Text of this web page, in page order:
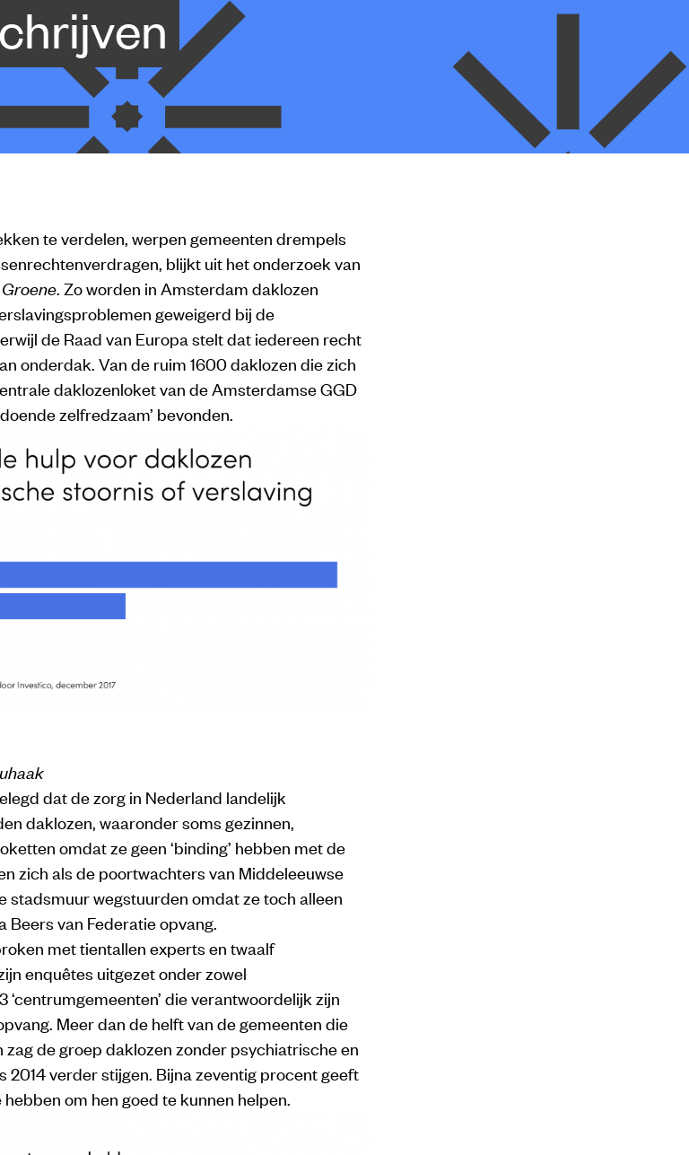
te verdelen, werpen gemeenten drempels
blijkt uit het onderzoek van
. Zo worden in Amsterdam daklozen
geweigerd bij de
de Raad van Europa stelt dat iedereen recht
onderdak. Van de ruim 1600 daklozen die zich
daklozenloket van de Amsterdamse GGD
zelfredzaam’ bevonden.
dat de zorg in Nederland landelijk
daklozen, waaronder soms gezinnen,
omdat ze geen ‘binding’ hebben met de
zich als de poortwachters van Middeleeuwse
stadsmuur wegstuurden omdat ze toch alleen
Beers van Federatie opvang.
met tientallen experts en twaalf
enquêtes uitgezet onder zowel
‘centrumgemeenten’ die verantwoordelijk zijn
Meer dan de helft van de gemeenten die
de groep daklozen zonder psychiatrische en
2014 verder stijgen. Bijna zeventig procent geeft
om hen goed te kunnen helpen.